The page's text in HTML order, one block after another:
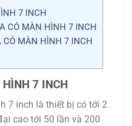
7 INCH
CÓ MÀN HÌNH 7 INCH
CÓ MÀN HÌNH 7 INCH
7 INCH
7 inch là thiết bị có tới 2
cao tới 50 lần và 200